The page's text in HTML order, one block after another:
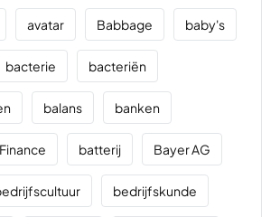
avatar Babbage baby's
bacterie bacteriën
balans banken
batterij Bayer AG
bedrijfskunde